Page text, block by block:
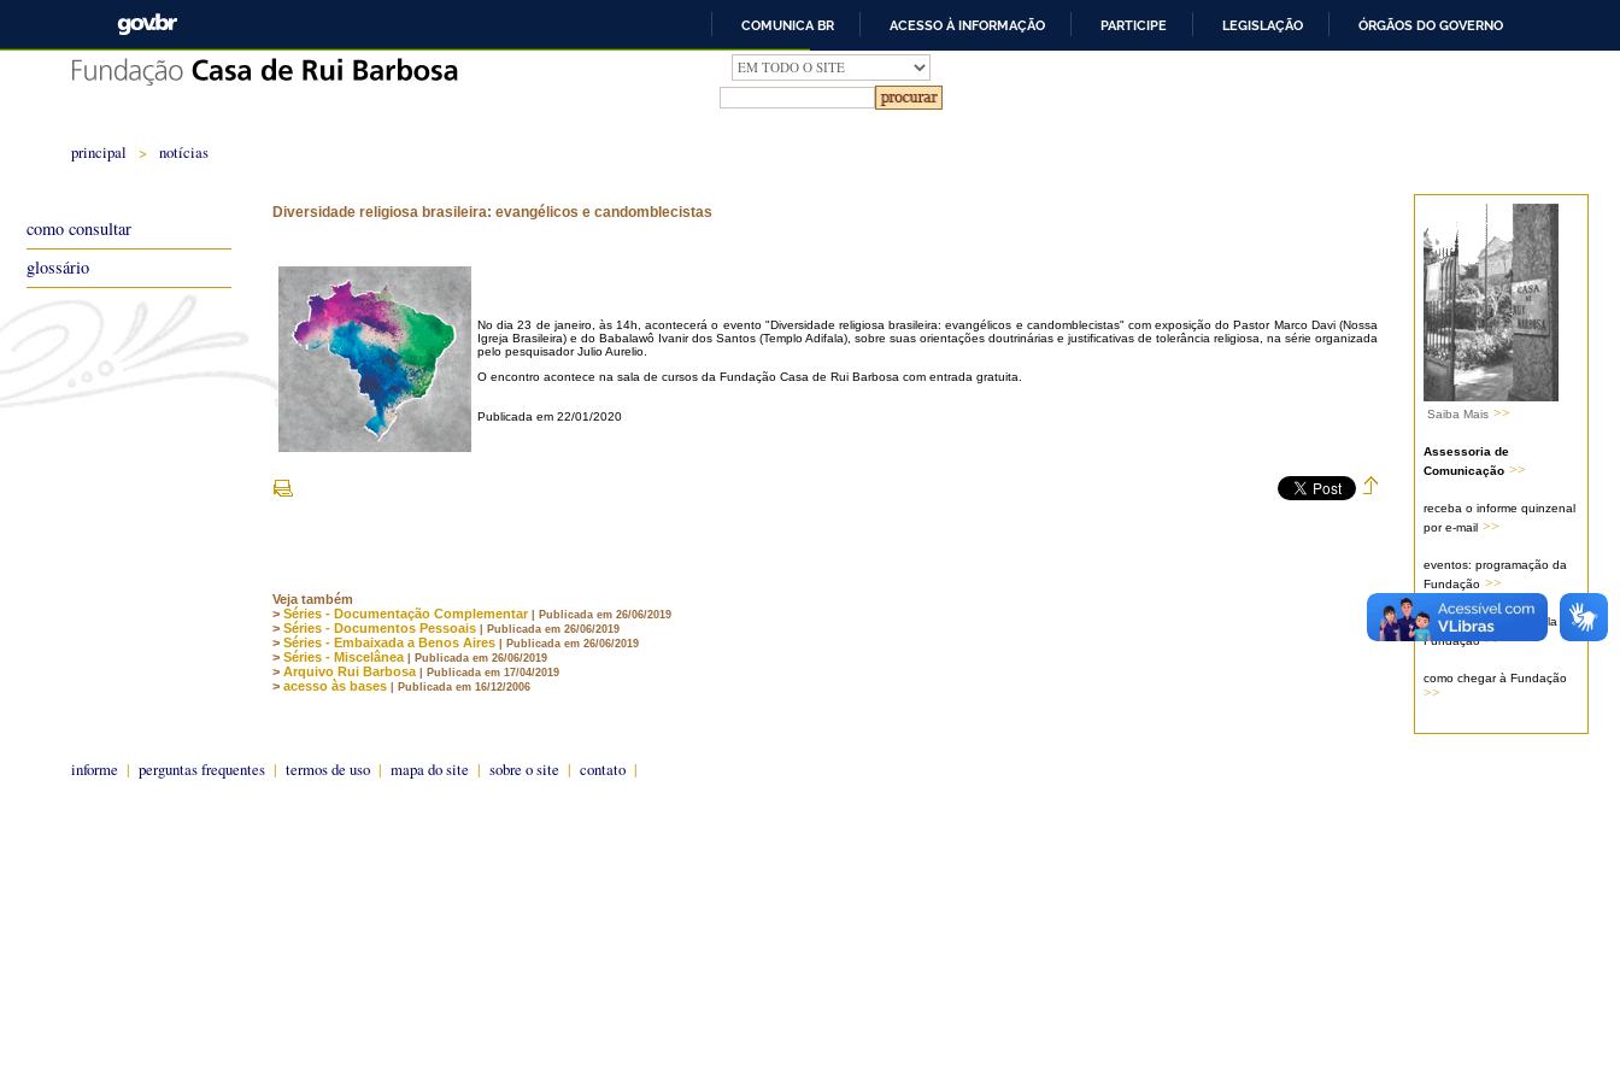
IR
PARA
O
CONTEÚDO
COMUNICA BR ACESSO À INFORMAÇÃO PARTICIPE LEGISLAÇÃO ÓRGÃOS DO GOVERNO
principal > notícias
Saiba Mais >>
Assessoria de
Comunicação >>
receba o informe quinzenal
por e-mail >>
eventos: programação da
Fundação >>
serviços oferecidos pela
Fundação >>
como chegar à Fundação
>>
Diversidade religiosa brasileira: evangélicos e candomblecistas
No dia 23 de janeiro, às 14h, acontecerá o evento "Diversidade religiosa brasileira: evangélicos e candomblecistas" com exposição do Pastor Marco Davi (Nossa
Igreja Brasileira) e do Babalawô Ivanir dos Santos (Templo Adifala), sobre suas orientações doutrinárias e justificativas de tolerância religiosa, na série organizada
pelo pesquisador Julio Aurelio.
O encontro acontece na sala de cursos da Fundação Casa de Rui Barbosa com entrada gratuita.
Publicada em 22/01/2020
Veja também
> Séries - Documentação Complementar | Publicada em 26/06/2019
> Séries - Documentos Pessoais | Publicada em 26/06/2019
> Séries - Embaixada a Benos Aires | Publicada em 26/06/2019
> Séries - Miscelânea | Publicada em 26/06/2019
> Arquivo Rui Barbosa | Publicada em 17/04/2019
> acesso às bases | Publicada em 16/12/2006
informe | perguntas frequentes | termos de uso | mapa do site | sobre o site | contato |
como consultar
glossário